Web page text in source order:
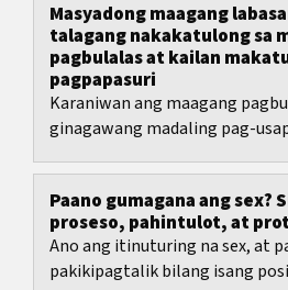
Masyadong maagang
talagang nakakatulong sa
pagbulalas at kailan
pagpapasuri
Karaniwan ang maagang
ginagawang madaling pag-
Paano gumagana ang sex?
proseso, pahintulot, at
Ano ang itinuturing na sex, at
pakikipagtalik bilang isang